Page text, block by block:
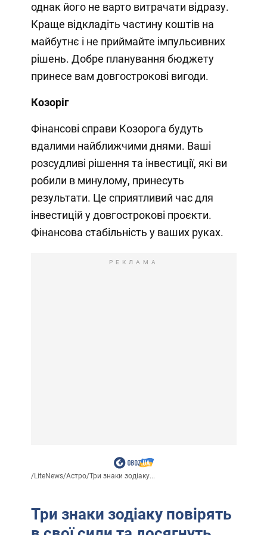
однак його не варто витрачати відразу.
Краще відкладіть частину коштів на
майбутнє і не приймайте імпульсивних
рішень. Добре планування бюджету
принесе вам довгострокові вигоди.
Козоріг
Фінансові справи Козорога будуть
вдалими найближчими днями. Ваші
розсудливі рішення та інвестиції, які ви
робили в минулому, принесуть
результати. Це сприятливий час для
інвестицій у довгострокові проєкти.
Фінансова стабільність у ваших руках.
РЕКЛАМА
/LiteNews/Астро/Три знаки зодіаку...
Три знаки зодіаку повірять